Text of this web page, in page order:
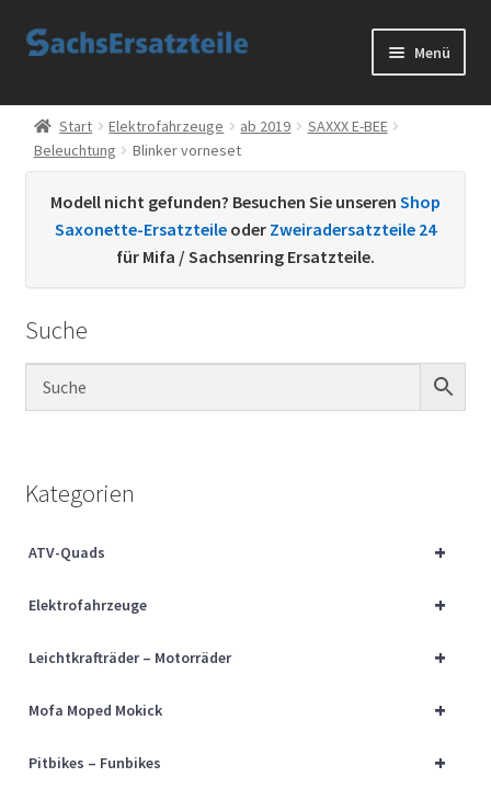
Zur
Zum
Menü
Start
AGB
Datenschutzerklärung
Kontakt
Sachs Ersatzteile
Über uns
Start Elektrofahrzeuge ab 2019
SAXXX E-BEE
Beleuchtung
Blinker vorneset
Modell nicht gefunden? Besuchen Sie unseren Shop
Saxonette-Ersatzteile oder Zweiradersatzteile 24
für Mifa / Sachsenring Ersatzteile.
Suche
Kategorien
+
ATV-Quads
+
Elektrofahrzeuge
+
Leichtkrafträder – Motorräder
+
Mofa Moped Mokick
+
Pitbikes – Funbikes